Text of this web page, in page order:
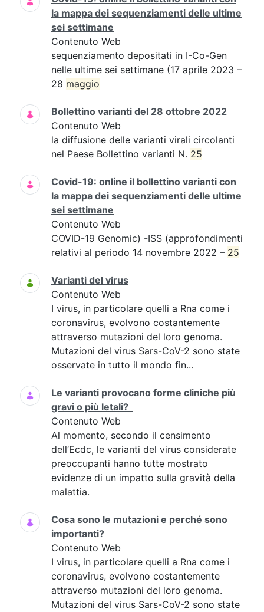
la mappa dei sequenziamenti delle ultime
sei settimane
Contenuto Web
sequenziamento depositati in I-Co-Gen
nelle ultime sei settimane (17 aprile 2023 –
28 maggio
Bollettino varianti del 28 ottobre 2022
Contenuto Web
la diffusione delle varianti virali circolanti
nel Paese Bollettino varianti N. 25
Covid-19: online il bollettino varianti con
la mappa dei sequenziamenti delle ultime
sei settimane
Contenuto Web
COVID-19 Genomic) -ISS (approfondimenti
relativi al periodo 14 novembre 2022 – 25
Varianti del virus
Contenuto Web
I virus, in particolare quelli a Rna come i
coronavirus, evolvono costantemente
attraverso mutazioni del loro genoma.
Mutazioni del virus Sars-CoV-2 sono state
osservate in tutto il mondo fin...
Le varianti provocano forme cliniche più
gravi o più letali?
Contenuto Web
Al momento, secondo il censimento
dell’Ecdc, le varianti del virus considerate
preoccupanti hanno tutte mostrato
evidenze di un impatto sulla gravità della
malattia.
Cosa sono le mutazioni e perché sono
importanti?
Contenuto Web
I virus, in particolare quelli a Rna come i
coronavirus, evolvono costantemente
attraverso mutazioni del loro genoma.
Mutazioni del virus Sars-CoV-2 sono state